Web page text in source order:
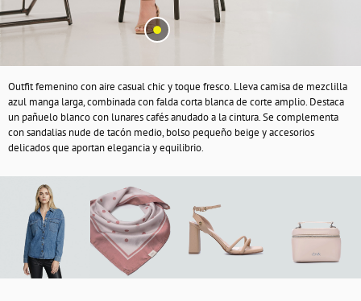
Outfit femenino con aire casual chic y toque fresco. Lleva camisa de mezclilla
azul manga larga, combinada con falda corta blanca de corte amplio. Destaca
un pañuelo blanco con lunares cafés anudado a la cintura. Se complementa
con sandalias nude de tacón medio, bolso pequeño beige y accesorios
delicados que aportan elegancia y equilibrio.